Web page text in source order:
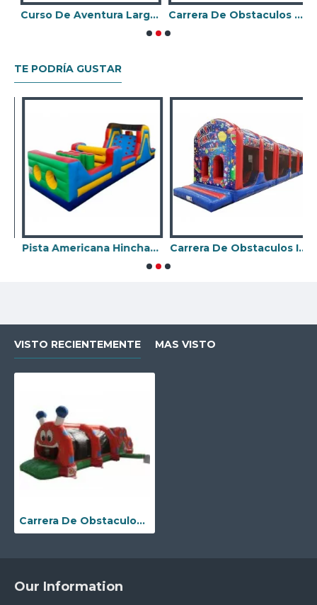
Curso De Aventura Larga Inflable Carrera De Obstaculos De Cocodrilos
TE PODRÍA GUSTAR
Pista Americana Hinchable Carrera De Obstaculos Inflables Para Adultos
VISTO RECIENTEMENTE MAS VISTO
Carrera De Obstaculos Inflable De Caterpillar
Our Information